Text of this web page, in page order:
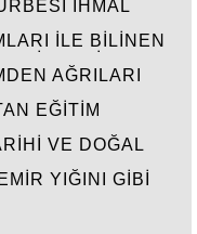
İHMAL
İLE BİLİNEN
AĞRILARI
EĞİTİM
VE DOĞAL
YIĞINI GİBİ